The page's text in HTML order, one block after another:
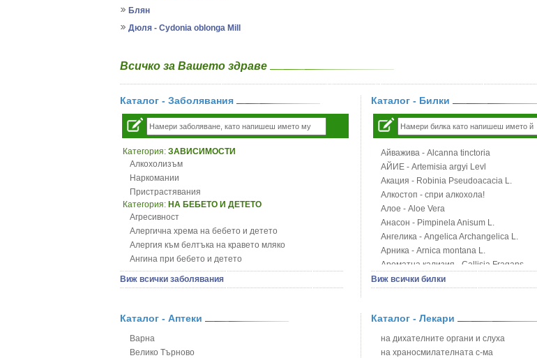
Блян
Дюля - Cydonia oblonga Mill
Всичко за Вашето здраве
Каталог - Заболявания
Категория: ЗАВИСИМОСТИ
Алкохолизъм
Наркомании
Пристрастявания
Категория: НА БЕБЕТО И ДЕТЕТО
Агресивност
Алергична хрема на бебето и детето
Алергия към белтъка на кравето мляко
Ангина при бебето и детето
Анемия при бебето и детето
Апетит - пълни деца
Безапетитие при бебето и детето
Бронхит и пневмония при деца
Виж всички заболявания
Каталог - Билки
Айважива - Alcanna tinctoria
АЙИЕ - Artemisia argyi Levl
Акация - Robinia Pseudoacacia L.
Алкостоп - спри алкохола!
Алое - Aloe Vera
Анасон - Pimpinela Anisum L.
Ангелика - Angelica Archangelica L.
Арника - Arnica montana L.
Ароматна кализия - Callisia Fragans
Арония - Sorbus melanocorpa
Блатен аир - Acorus calamus L.
Блатен тъжник - Spirea ulmaria L.
Блян
Виж всички билки
Каталог - Аптеки
Варна
Велико Търново
Каталог - Лекари
на дихателните органи и слуха
на храносмилателната с-ма